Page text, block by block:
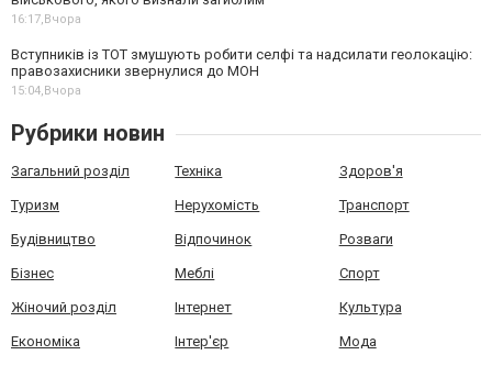
16:17,Вчора
Вступників із ТОТ змушують робити селфі та надсилати геолокацію:
правозахисники звернулися до МОН
15:04,Вчора
Рубрики новин
Загальний розділ Техніка Здоров'я
Туризм Нерухомість Транспорт
Будівництво Відпочинок Розваги
Бізнес Меблі Спорт
Жіночий розділ Інтернет Культура
Економіка Інтер'єр Мода